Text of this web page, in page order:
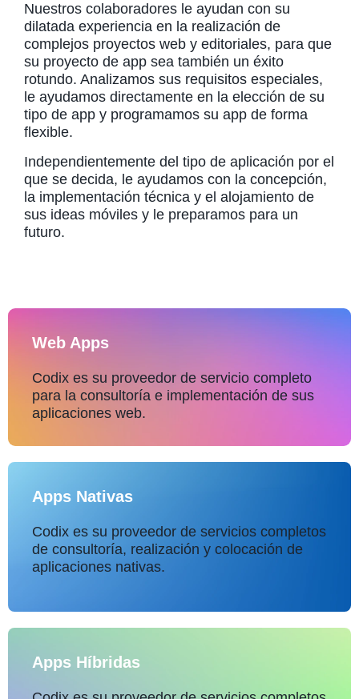
Nuestros colaboradores le ayudan con su
dilatada experiencia en la realización de
complejos proyectos web y editoriales, para que
su proyecto de app sea también un éxito
rotundo. Analizamos sus requisitos especiales,
le ayudamos directamente en la elección de su
tipo de app y programamos su app de forma
flexible.
Independientemente del tipo de aplicación por el
que se decida, le ayudamos con la concepción,
la implementación técnica y el alojamiento de
sus ideas móviles y le preparamos para un
futuro.
Web Apps
Codix es su proveedor de servicio completo
para la consultoría e implementación de sus
aplicaciones web.
Apps Nativas
Codix es su proveedor de servicios completos
de consultoría, realización y colocación de
aplicaciones nativas.
Apps Híbridas